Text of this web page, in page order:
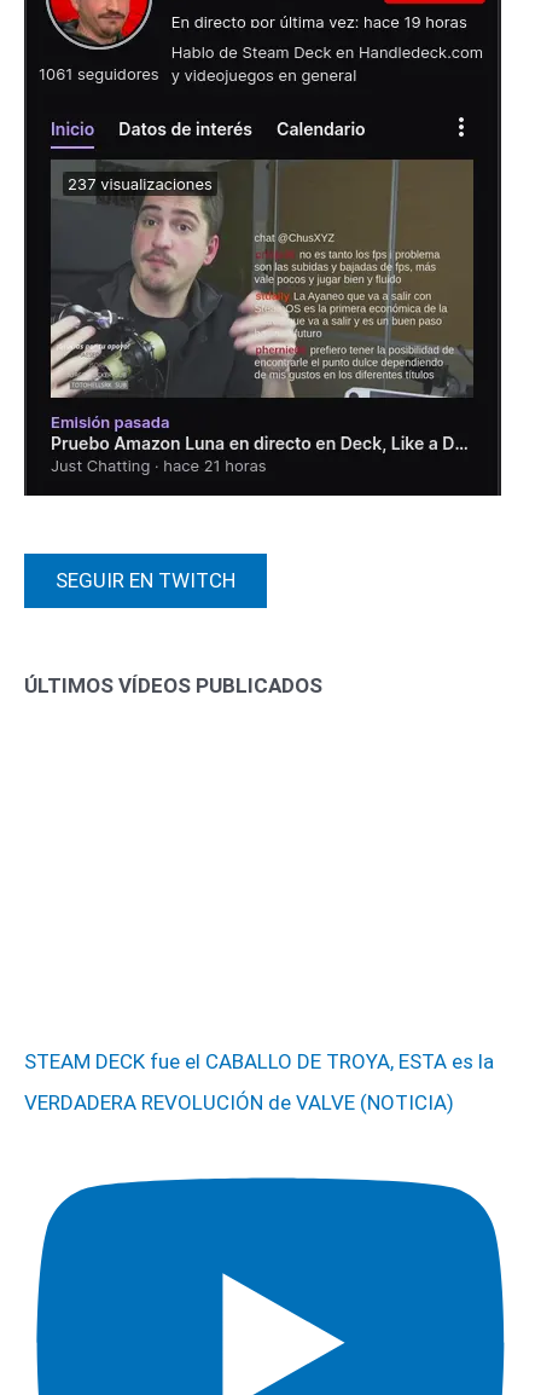
SEGUIR EN TWITCH
ÚLTIMOS VÍDEOS PUBLICADOS
STEAM DECK fue el CABALLO DE TROYA, ESTA es la
VERDADERA REVOLUCIÓN de VALVE (NOTICIA)